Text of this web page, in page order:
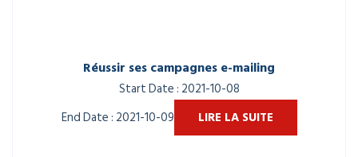
Réussir ses campagnes e-mailing
Start Date : 2021-10-08
End Date : 2021-10-09
LIRE LA SUITE